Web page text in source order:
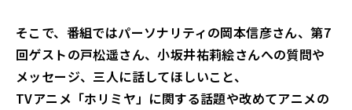
そこで、番組ではパーソナリティの岡本信彦さん、第7
回ゲストの戸松遥さん、小坂井祐莉絵さんへの質問や
メッセージ、三人に話してほしいこと、
TVアニメ「ホリミヤ」に関する話題や改めてアニメの